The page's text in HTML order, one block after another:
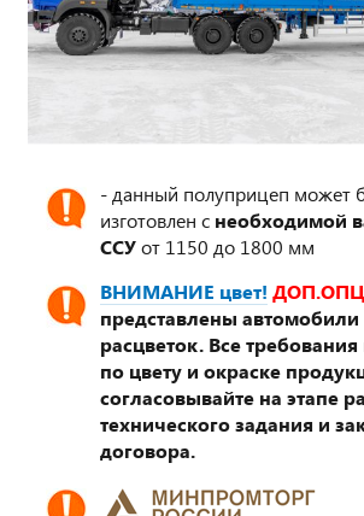
- данный полуприцеп может
изготовлен с необходимой
ССУот 1150 до 1800 мм
ВНИМАНИЕ цвет!
представлены
расцветок. Все
по цвету и окраске
согласовывайте на этапе
технического задания и
договора.